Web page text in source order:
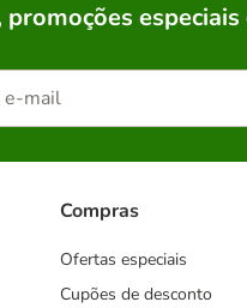
Compras
Ofertas especiais
Cupões de desconto